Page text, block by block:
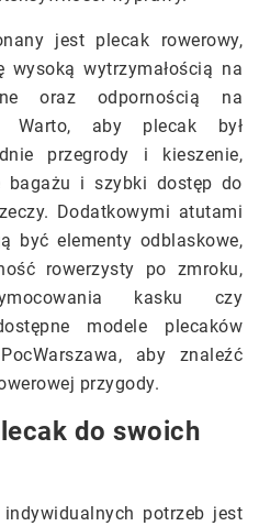
jest plecak rowerowy,
wysoką wytrzymałością na
oraz odpornością na
Warto, aby plecak był
przegrody i kieszenie,
bagażu i szybki dostęp do
Dodatkowymi atutami
być elementy odblaskowe,
rowerzysty po zmroku,
kasku czy
modele plecaków
aby znaleźć
przygody.
do swoich
potrzeb jest